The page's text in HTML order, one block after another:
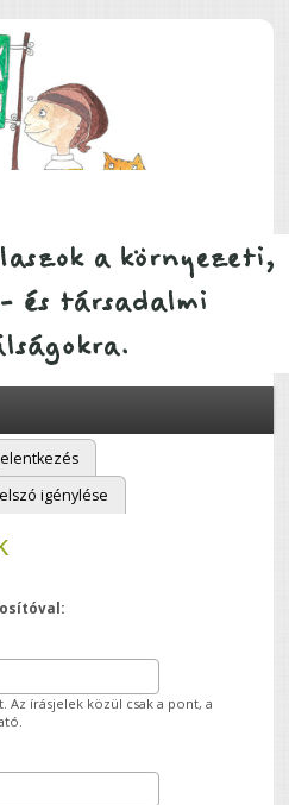
igénylése
Az írásjelek közül csak a pont, a